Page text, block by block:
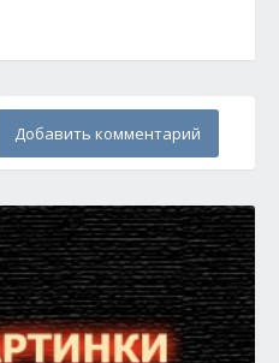
Добавить комментарий